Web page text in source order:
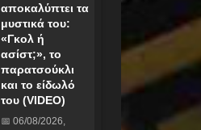
αποκαλύπτει τα
μυστικά του:
«Γκολ ή
ασίστ;», το
παρατσούκλι
και το είδωλό
του (VIDEO)
📅 06/08/2026,